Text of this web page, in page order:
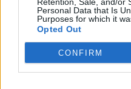
Personal Data that Is
Purposes for which it
Opted Out
CONFIRM
επικίνδυνο
06/08/2026 22:35